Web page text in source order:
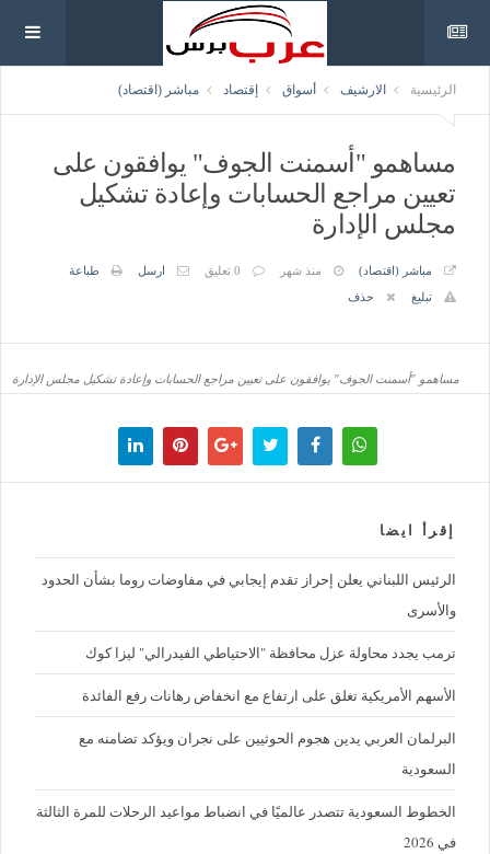
الرئيسية الارشيف أسواق إقتصاد مباشر (اقتصاد)
مساهمو "أسمنت الجوف" يوافقون على
تعيين مراجع الحسابات وإعادة تشكيل
مجلس الإدارة
مباشر (اقتصاد) منذ شهر 0 تعليق ارسل
طباعة
تبليغ
حذف
مساهمو "أسمنت الجوف" يوافقون على تعيين مراجع الحسابات وإعادة تشكيل مجلس الإدارة
إقرأ ايضا
الرئيس اللبناني يعلن إحراز تقدم إيجابي في مفاوضات روما بشأن الحدود
والأسرى
ترمب يجدد محاولة عزل محافظة "الاحتياطي الفيدرالي" ليزا كوك
الأسهم الأمريكية تغلق على ارتفاع مع انخفاض رهانات رفع الفائدة
البرلمان العربي يدين هجوم الحوثيين على نجران ويؤكد تضامنه مع
السعودية
الخطوط السعودية تتصدر عالميًا في انضباط مواعيد الرحلات للمرة الثالثة
في 2026